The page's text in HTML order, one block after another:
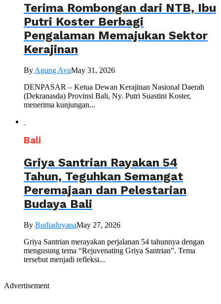
Terima Rombongan dari NTB, Ibu
Putri Koster Berbagi
Pengalaman Memajukan Sektor
Kerajinan
By Agung AyuMay 31, 2026
DENPASAR – Ketua Dewan Kerajinan Nasional Daerah
(Dekranasda) Provinsi Bali, Ny. Putri Suastini Koster,
menerima kunjungan...
Bali
Griya Santrian Rayakan 54
Tahun, Teguhkan Semangat
Peremajaan dan Pelestarian
Budaya Bali
By BudiadnyanaMay 27, 2026
Griya Santrian merayakan perjalanan 54 tahunnya dengan
mengusung tema “Rejuvenating Griya Santrian”. Tema
tersebut menjadi refleksi...
Advertisement